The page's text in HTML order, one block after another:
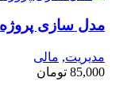
مدل سازی پروژه
مدیریت, مالی
85,000 تومان